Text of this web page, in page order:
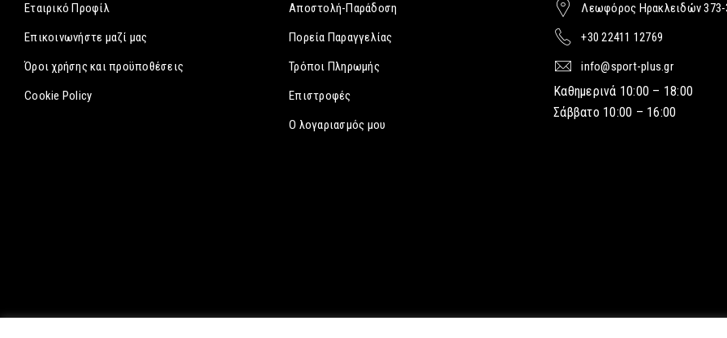
Εταιρικό Προφίλ
Επικοινωνήστε μαζί μας
Όροι χρήσης και προϋποθέσεις
Cookie Policy
Αποστολή-Παράδοση
Πορεία Παραγγελίας
Τρόποι Πληρωμής
Επιστροφές
Ο λογαριασμός μου
Λεωφόρος Ηρακλειδών
+30 22411 12769
info@sport-plus.gr
Καθημερινά 10:00 – 18:00
Σάββατο 10:00 – 16:00